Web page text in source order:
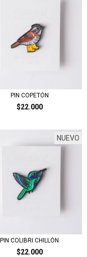
PIN COPETÓN
$22.000
NUEVO
PIN COLIBRI CHILLÓN
$22.000